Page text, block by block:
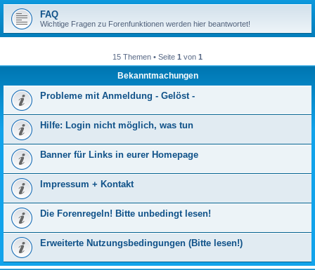
FAQ
Wichtige Fragen zu Forenfunktionen werden hier beantwortet!
15 Themen • Seite 1 von 1
Bekanntmachungen
Probleme mit Anmeldung - Gelöst -
Hilfe: Login nicht möglich, was tun
Banner für Links in eurer Homepage
Impressum + Kontakt
Die Forenregeln! Bitte unbedingt lesen!
Erweiterte Nutzungsbedingungen (Bitte lesen!)